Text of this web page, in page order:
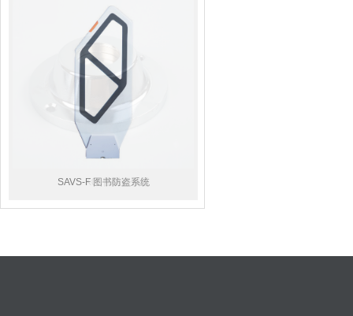
SAVS-K01普磁开锁器
SAVS-F 图书防盗系统